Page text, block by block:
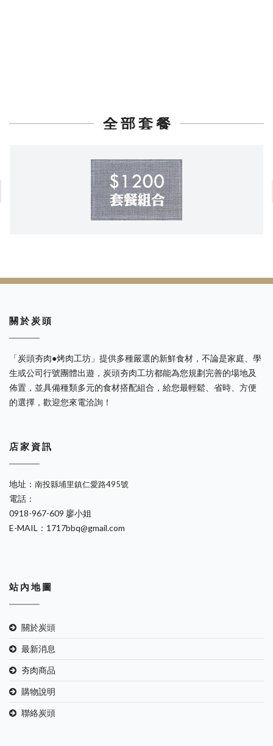
全 部 套 餐
關 於 炭 頭
「炭頭夯肉●烤肉工坊」提供多種嚴選的新鮮食材，不論是家庭、學
生或公司行號團體出遊，炭頭夯肉工坊都能為您規劃完善的場地及
佈置，並具備種類多元的食材搭配組合，給您最輕鬆、省時、方便
的選擇，歡迎您來電洽詢！
店 家 資 訊
地址： 南投縣埔里鎮仁愛路495號
電話：
0918-967-609 廖小姐
E-MAIL：1717bbq@gmail.com
站 內 地 圖
關於炭頭
最新消息
夯肉商品
購物說明
聯絡炭頭